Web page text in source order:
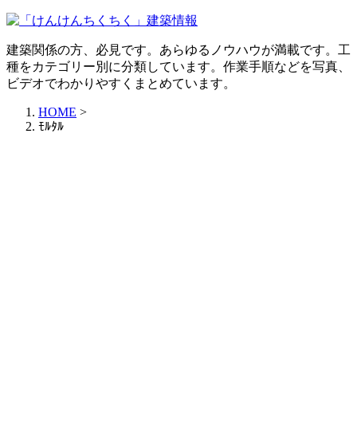
建築関係の方、必見です。あらゆるノウハウが満載です。工
種をカテゴリー別に分類しています。作業手順などを写真、
ビデオでわかりやすくまとめています。
HOME >
ﾓﾙﾀﾙ